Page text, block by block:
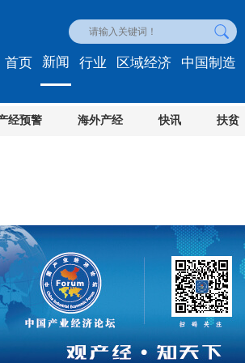
首页 新闻
经预警 海外产经 快讯 扶贫
行业 区域经济 中国制造